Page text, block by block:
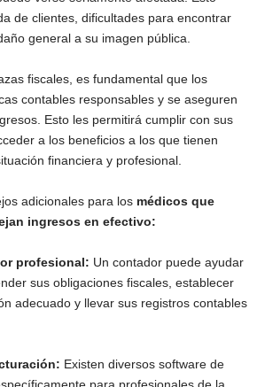
de clientes, dificultades para encontrar
general a su imagen pública.
fiscales, es fundamental que los
contables responsables y se aseguren
Esto les permitirá cumplir con sus
a los beneficios a los que tienen
financiera y profesional.
adicionales para los médicos que
ingresos en efectivo:
profesional: Un contador puede ayudar
sus obligaciones fiscales, establecer
adecuado y llevar sus registros contables
Existen diversos software de